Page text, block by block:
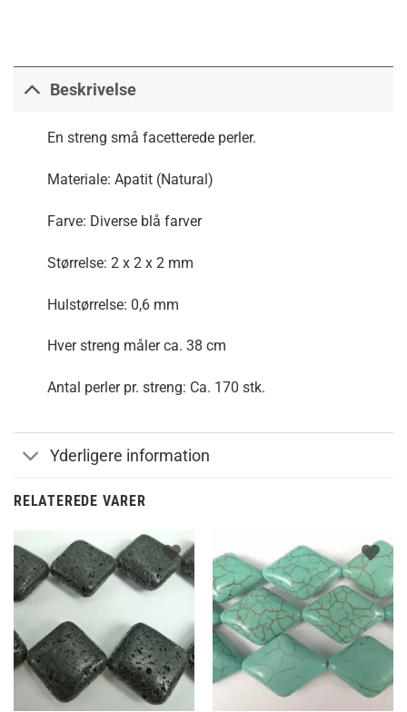
Beskrivelse
En streng små facetterede perler.
Materiale: Apatit (Natural)
Farve: Diverse blå farver
Størrelse: 2 x 2 x 2 mm
Hulstørrelse: 0,6 mm
Hver streng måler ca. 38 cm
Antal perler pr. streng: Ca. 170 stk.
Yderligere information
RELATEREDE VARER